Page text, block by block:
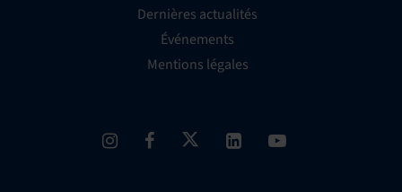
Dernières actualités
Événements
Mentions légales